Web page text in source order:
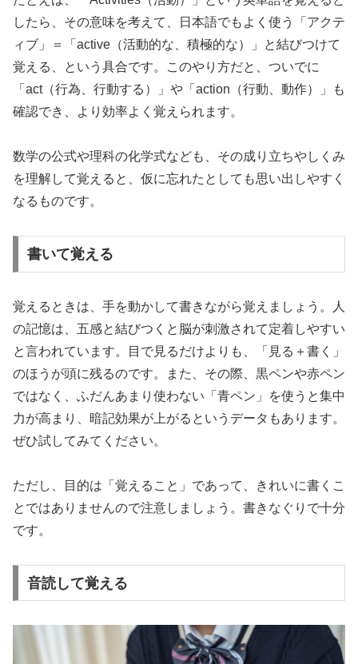
したら、その意味を考えて、日本語でもよく使う「アクテ
ィブ」＝「active（活動的な、積極的な）」と結びつけて
覚える、という具合です。このやり方だと、ついでに
「act（行為、行動する）」や「action（行動、動作）」も
確認でき、より効率よく覚えられます。
数学の公式や理科の化学式なども、その成り立ちやしくみ
を理解して覚えると、仮に忘れたとしても思い出しやすく
なるものです。
書いて覚える
覚えるときは、手を動かして書きながら覚えましょう。人
の記憶は、五感と結びつくと脳が刺激されて定着しやすい
と言われています。目で見るだけよりも、「見る＋書く」
のほうが頭に残るのです。また、その際、黒ペンや赤ペン
ではなく、ふだんあまり使わない「青ペン」を使うと集中
力が高まり、暗記効果が上がるというデータもあります。
ぜひ試してみてください。
ただし、目的は「覚えること」であって、きれいに書くこ
とではありませんので注意しましょう。書きなぐりで十分
です。
音読して覚える